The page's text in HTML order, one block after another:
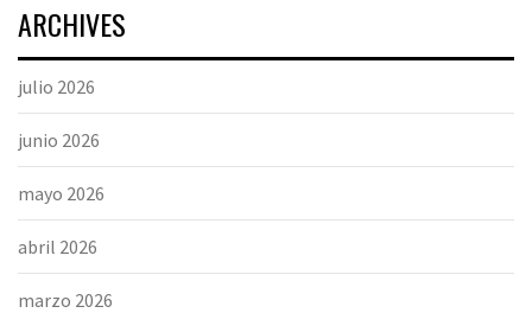
ARCHIVES
julio 2026
junio 2026
mayo 2026
abril 2026
marzo 2026